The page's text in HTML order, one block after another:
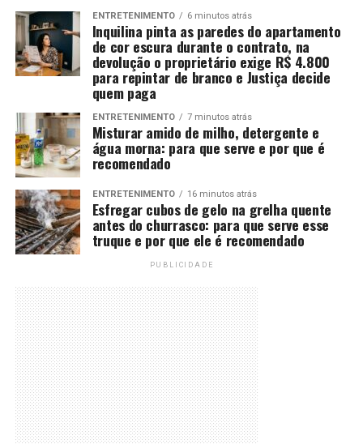
ENTRETENIMENTO 6 minutos atrás
Inquilina pinta as paredes do apartamento
de cor escura durante o contrato, na
devolução o proprietário exige R$ 4.800
para repintar de branco e Justiça decide
quem paga
ENTRETENIMENTO 7 minutos atrás
Misturar amido de milho, detergente e
água morna: para que serve e por que é
recomendado
ENTRETENIMENTO 16 minutos atrás
Esfregar cubos de gelo na grelha quente
antes do churrasco: para que serve esse
truque e por que ele é recomendado
PUBLICIDADE